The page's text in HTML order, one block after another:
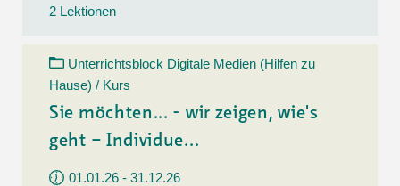
2 Lektionen
Unterrichtsblock Digitale Medien (Hilfen zu
Hause) / Kurs
Sie möchten... - wir zeigen, wie's
geht – Individue...
01.01.26 - 31.12.26